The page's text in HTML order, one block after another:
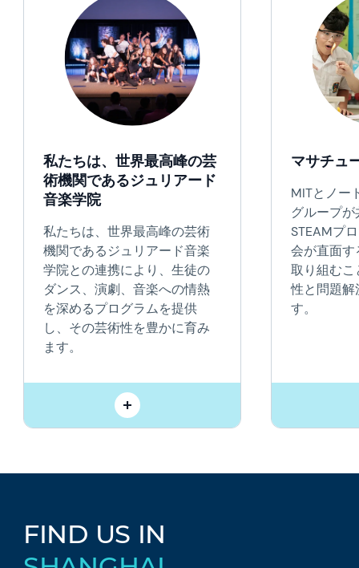
私たちは、世界最高峰の芸
術機関であるジュリアード
音楽学院
私たちは、世界最高峰の芸術
機関であるジュリアード音楽
学院との連携により、生徒の
ダンス、演劇、音楽への情熱
を深めるプログラムを提供
し、その芸術性を豊かに育み
ます。
マサチュ
MITとノー
グループ
STEAMプ
会が直面
取り組む
性と問題
す。
FIND US IN